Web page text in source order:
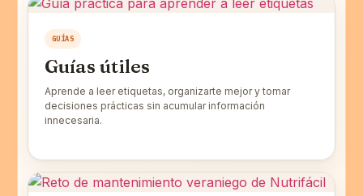
GUÍAS
Guías útiles
Aprende a leer etiquetas, organizarte mejor y tomar
decisiones prácticas sin acumular información
innecesaria.